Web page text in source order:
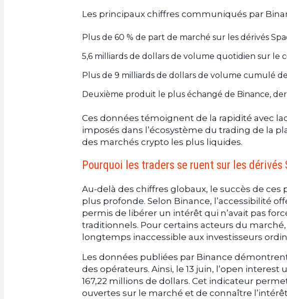
Les principaux chiffres communiqués par
Plus de 60 % de part de marché sur les dérivés
5,6 milliards de dollars de volume quotidien sur le
Plus de 9 milliards de dollars de volume cumulé
Deuxième produit le plus échangé de Binance,
Ces données témoignent de la rapidité avec
imposés dans l’écosystème du trading de la
des marchés crypto les plus liquides.
Pourquoi les traders se ruent sur les dérivés
Au-delà des chiffres globaux, le succès de
plus profonde. Selon Binance, l’accessibilité
permis de libérer un intérêt qui n’avait pas
traditionnels. Pour certains acteurs du
longtemps inaccessible aux investisseurs
Les données publiées par Binance
des opérateurs. Ainsi, le 13 juin, l’open interest
167,22 millions de dollars. Cet indicateur
ouvertes sur le marché et de connaître